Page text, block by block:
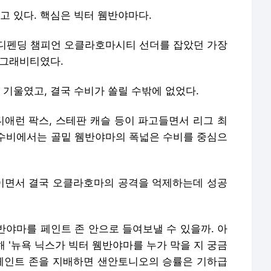
있다. 핵심은 빅터 웸반야마다.
딩 챔피언 오클라호마시티 선더를 잡았던 가장
래비티였다.
울였고, 결국 수비가 쏠릴 수밖에 없었다.
런 팍스, 스테판 캐슬 등이 파고들면서 리그 최
에서는 골밑 웸반야마의 폭넓은 수비를 중심으
서 결국 오클라호마의 공격을 억제하는데 성공
야마를 페인트 존 안으로 들여보낼 수 있을까. 아
'뉴욕 닉스가 빅터 웸반야마를 누가 막을 지 궁금
트 존을 지배하면 샌안토니오의 승률은 기하급